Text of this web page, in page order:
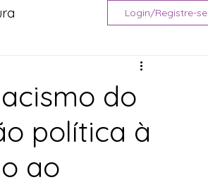
Login/Registre-se
do
política à
ao